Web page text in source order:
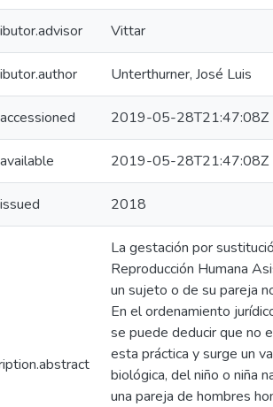
Vittar
Unterthurner, José Luis
2019-05-28T21:47:08Z
2019-05-28T21:47:08Z
2018
La gestación por
Reproducción Humana
un sujeto o de su pareja
En el ordenamiento
se puede deducir que no
esta práctica y surge un
biológica, del niño o niña
una pareja de hombres